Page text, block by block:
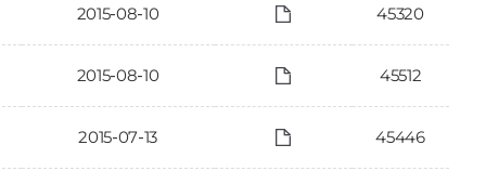
2015-08-10 45320
2015-08-10 45512
2015-07-13 45446